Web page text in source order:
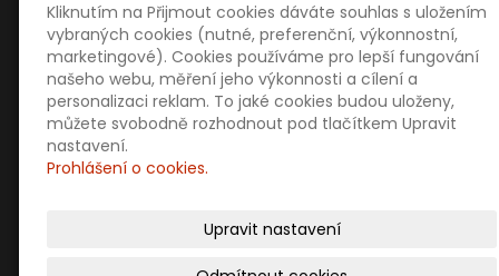
Sociální sítě
Prodejní informace
Obchodní podmínky
Kliknutím na Přijmout cookies dáváte souhlas s uložením
vybraných cookies (nutné, preferenční, výkonnostní,
marketingové). Cookies používáme pro lepší fungování
našeho webu, měření jeho výkonnosti a cílení a
personalizaci reklam. To jaké cookies budou uloženy,
můžete svobodně rozhodnout pod tlačítkem Upravit
nastavení.
Prohlášení o cookies.
Upravit nastavení